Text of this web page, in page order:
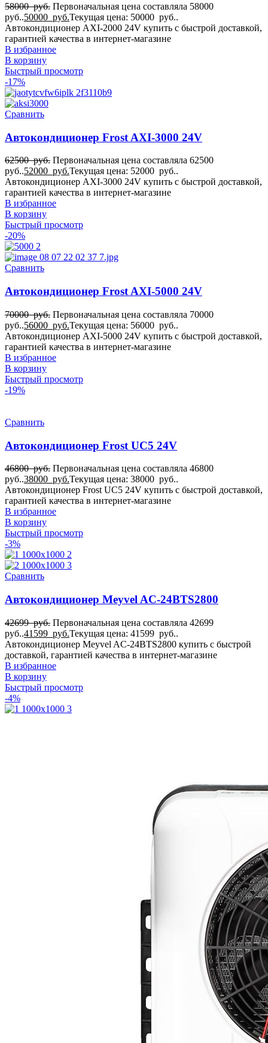
58000руб. Первоначальная цена составляла 58000
руб..50000 руб.Текущая цена: 50000 руб..
Автокондиционер AXI-2000 24V купить с быстрой доставкой,
гарантией качества в интернет-магазине
В избранное
В корзину
Быстрый просмотр
-17%
Сравнить
Автокондиционер Frost AXI-3000 24V
62500руб. Первоначальная цена составляла 62500
руб..52000 руб.Текущая цена: 52000 руб..
Автокондиционер AXI-3000 24V купить с быстрой доставкой,
гарантией качества в интернет-магазине
В избранное
В корзину
Быстрый просмотр
-20%
Сравнить
Автокондиционер Frost AXI-5000 24V
70000руб. Первоначальная цена составляла 70000
руб..56000 руб.Текущая цена: 56000 руб..
Автокондиционер AXI-5000 24V купить с быстрой доставкой,
гарантией качества в интернет-магазине
В избранное
В корзину
Быстрый просмотр
-19%
Сравнить
Автокондиционер Frost UC5 24V
46800руб. Первоначальная цена составляла 46800
руб..38000 руб.Текущая цена: 38000 руб..
Автокондиционер Frost UC5 24V купить с быстрой доставкой,
гарантией качества в интернет-магазине
В избранное
В корзину
Быстрый просмотр
-3%
Сравнить
Автокондиционер Meyvel AC-24BTS2800
42699руб. Первоначальная цена составляла 42699
руб..41599 руб.Текущая цена: 41599 руб..
Автокондиционер Meyvel AC-24BTS2800 купить с быстрой
доставкой, гарантией качества в интернет-магазине
В избранное
В корзину
Быстрый просмотр
-4%